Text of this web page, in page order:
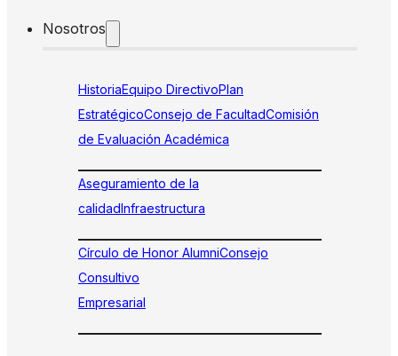
Nosotros
HistoriaEquipo DirectivoPlan
EstratégicoConsejo de FacultadComisión
de Evaluación Académica
Aseguramiento de la
calidadInfraestructura
Círculo de Honor AlumniConsejo
Consultivo
Empresarial